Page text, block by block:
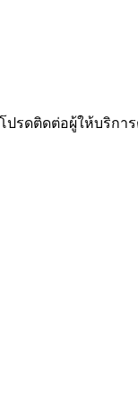
รดติดต่อผู้ให้บริการ